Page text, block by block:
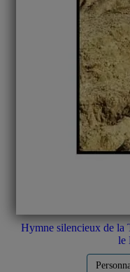
Hymne silencieux de la
le